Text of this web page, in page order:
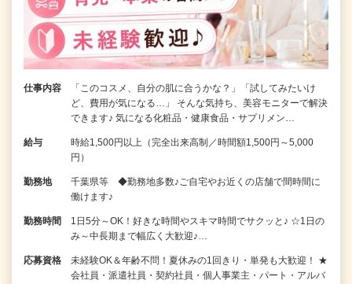
仕事内容
「このコスメ、自分の肌に合うかな？」「試してみたいけ
ど、費用が気になる…」 そんな気持ち、美容モニターで解決
できます♪ 気になる化粧品・健康食品・サプリメン…
給与
時給1,500円以上（完全出来高制／時間額1,500円～5,000
円）
勤務地
千葉県等 ◆勤務地多数♪ご自宅やお近くの店舗で間時間に
働けます♪
勤務時間
1日5分～OK！好きな時間やスキマ時間でサクッと♪ ☆1日の
み～中長期まで幅広く大歓迎♪…
応募資格
未経験OK＆年齢不問！夏休みの1回きり・単発も大歓迎！ ★
会社員・派遣社員・契約社員・個人事業主・パート・アルバ